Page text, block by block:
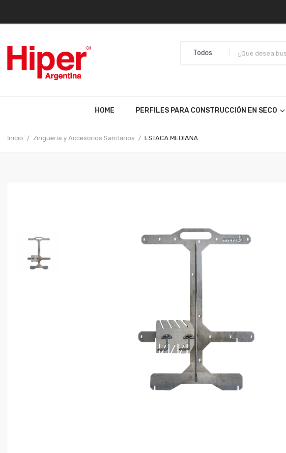
HOME PERFILES PARA CONSTRUCCIÓN EN SECO
Inicio Zinguería y Accesorios Sanitarios ESTACA MEDIANA